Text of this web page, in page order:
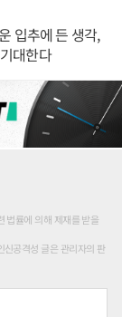
입추에 든 생각,
대한다
법률에 의해 제재를 받을
신공격성 글은 관리자의 판